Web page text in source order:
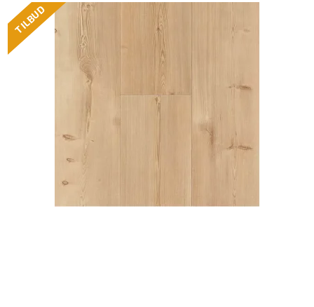
TILBUD